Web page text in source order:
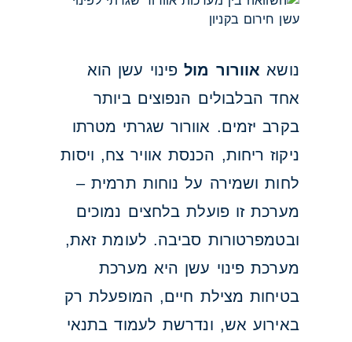
נושא אוורור מולפינוי עשן הוא
אחד הבלבולים הנפוצים ביותר
בקרב יזמים. אוורור שגרתי מטרתו
ניקוז ריחות, הכנסת אוויר צח, ויסות
לחות ושמירה על נוחות תרמית –
מערכת זו פועלת בלחצים נמוכים
ובטמפרטורות סביבה. לעומת זאת,
מערכת פינוי עשן היא מערכת
בטיחות מצילת חיים, המופעלת רק
באירוע אש, ונדרשת לעמוד בתנאי